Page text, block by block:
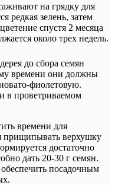
на грядку для
редкая зелень, затем
спустя 2 месяца
около трех недель.
до сбора семян
времени они должны
фиолетовую.
в проветриваемом
времени для
прищипывать верхушку
достаточно
дать 20-30 г семян.
посадочным